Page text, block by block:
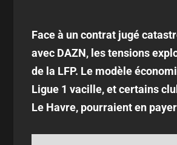
Face à un contrat jugé
avec DAZN, les tensions
de la LFP. Le modèle
Ligue 1 vacille, et certains
Le Havre, pourraient en